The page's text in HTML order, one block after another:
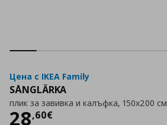
Цена с IKEA Family
SÅNGLÄRKA
плик за завивка и калъфка, 150x200 см
28,60€
Цена